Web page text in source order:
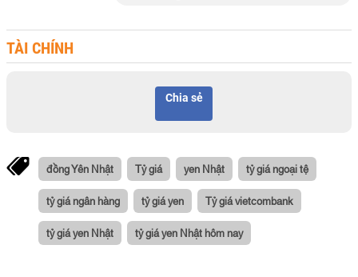
TÀI CHÍNH
Chia sẻ
đồng Yên Nhật Tỷ giá yen Nhật tỷ giá ngoại tệ
tỷ giá ngân hàng tỷ giá yen Tỷ giá vietcombank
tỷ giá yen Nhật tỷ giá yen Nhật hôm nay